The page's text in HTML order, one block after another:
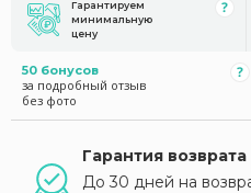
Гарантируем
минимальную
цену
50 бонусов
за подробный отзыв
без фото
Гарантия возврата
До 30 дней на